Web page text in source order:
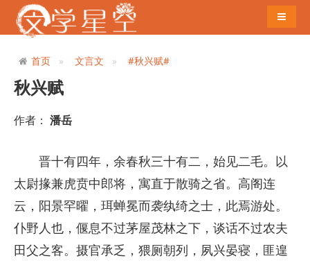
导航切
首页 文言文 #秋兴赋#
秋兴赋
作者： 潘岳
晋十有四年，余春秋三十有二，始见二毛。以
太尉掾兼虎贲中郎将，寓直于散骑之省。高阁连
云，阳景罕曜，珥蝉冕而袭纨绮之士，此焉游处。
仆野人也，偃息不过茅屋茂林之下，谈话不过农夫
田父之客。摄官承乏，猥厕朝列，夙兴晏寝，匪遑